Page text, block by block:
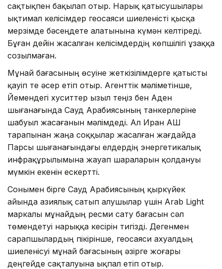
сақтықпен бақылап отыр. Нарық қатысушылары
ықтимал келісімдер геосаяси шиеленісті қысқа
мерзімде бәсеңдете алатынына күмән келтіреді.
Бұған дейін жасалған келісімдердің көпшілігі ұзаққа
созылмаған.
Мұнай бағасының өсуіне жеткізілімдерге қатысты
қауіп те әсер етіп отыр. Агенттік мәліметінше,
Йемендегі хуситтер Қызыл теңіз бен Аден
шығанағында Сауд Арабиясының танкерлеріне
шабуыл жасағанын мәлімдеді. Ал Иран АҚШ
тарапынан жаңа соққылар жасалған жағдайда
Парсы шығанағындағы елдердің энергетикалық
инфрақұрылымына жауап шараларын қолдануы
мүмкін екенін ескертті.
Сонымен бірге Сауд Арабиясының қыркүйек
айында азиялық сатып алушылар үшін Arab Light
маркалы мұнайдың ресми сату бағасын сәл
төмендетуі нарыққа кесірін тигізді. Дегенмен
сарапшылардың пікірінше, геосаяси ахуалдың
шиеленісуі мұнай бағасының әзірге жоғары
деңгейде сақталуына ықпал етіп отыр.